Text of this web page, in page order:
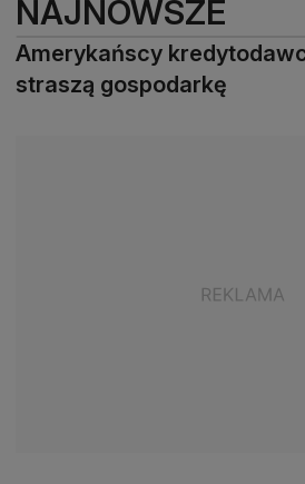
NAJNOWSZE
Amerykańscy
straszą gospodarkę